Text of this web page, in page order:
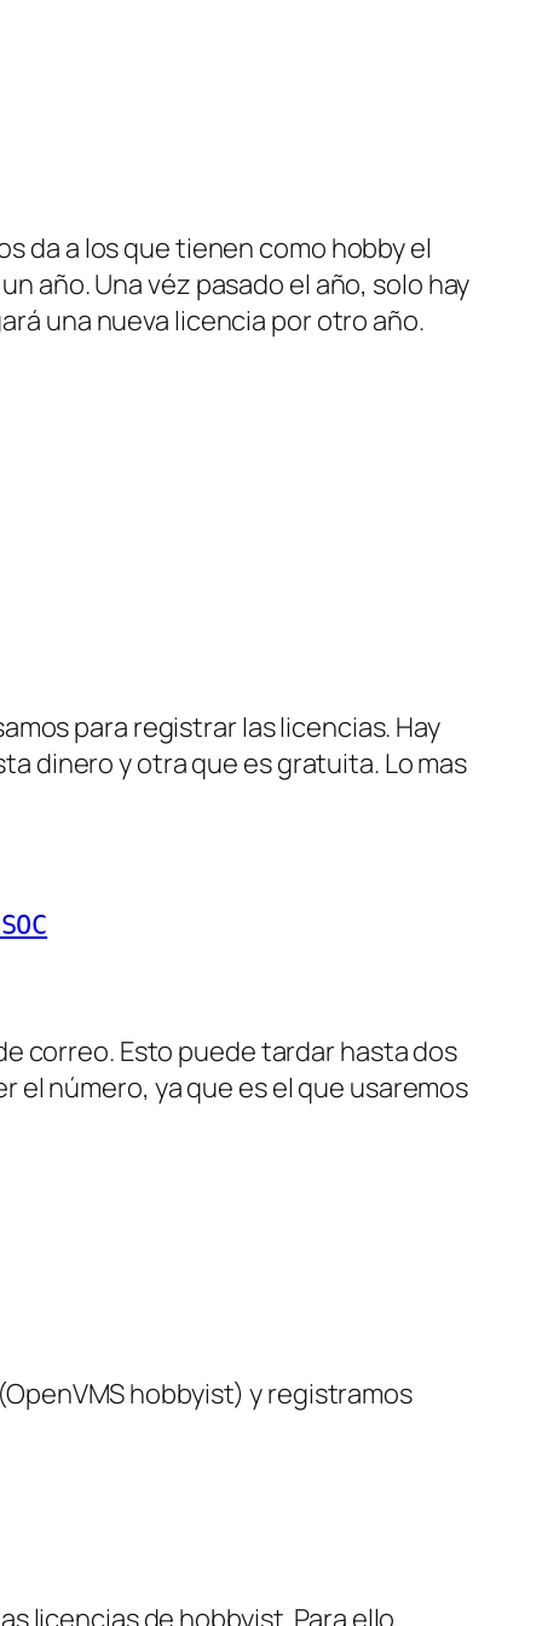
da a los que tienen como hobby el
año. Una véz pasado el año, solo hay
una nueva licencia por otro año.
para registrar las licencias. Hay
dinero y otra que es gratuita. Lo mas
correo. Esto puede tardar hasta dos
el número, ya que es el que usaremos
hobbyist) y registramos
licencias de hobbyist. Para ello